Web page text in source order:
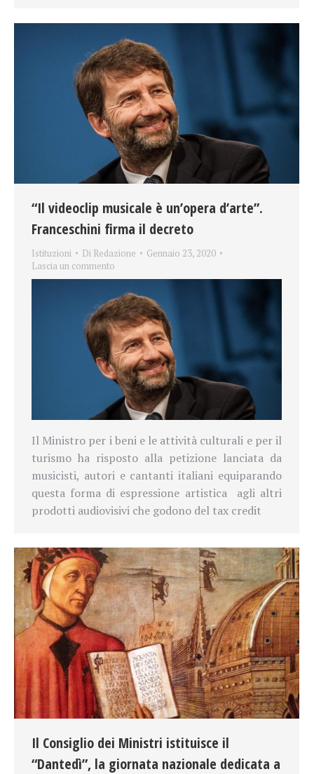
“Il videoclip musicale è un’opera d’arte”.
Franceschini firma il decreto
Istituzioni Di Redazione
Gennaio 23, 2020
Lascia un commento
Il Ministro per i beni e le attività culturali e per il
turismo ha risposto alla petizione lanciata da
musicisti, autori e cantanti italiani equiparando
questa forma di espressione artistica agli altri
prodotti audiovisivi che godono del tax credit
Il Consiglio dei Ministri istituisce il
“Dantedì”, la giornata nazionale dedicata a